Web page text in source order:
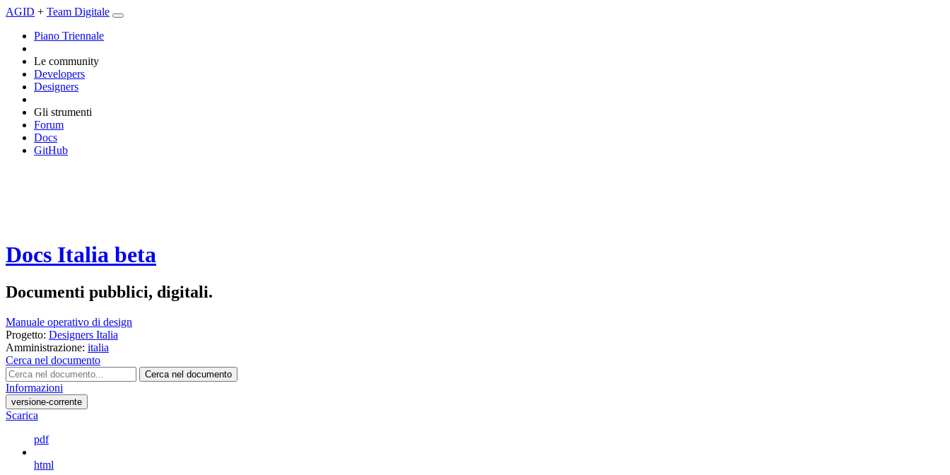
AGID + Team Digitale
Piano Triennale
Le community
Developers
Designers
Gli strumenti
Forum
Docs
GitHub
Docs Italia beta
Documenti pubblici, digitali.
Manuale operativo di design
Progetto: Designers Italia
Amministrazione: italia
Cerca nel documento
Cerca nel documento
Informazioni
versione-corrente
Scarica
pdf
html